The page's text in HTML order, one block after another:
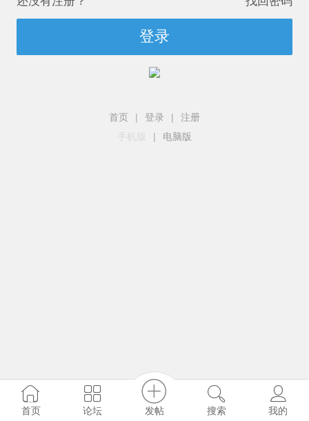
登录
首页 | 登录 |
注册
手机版
| 电脑版
首页 论坛 发帖 搜索 我的